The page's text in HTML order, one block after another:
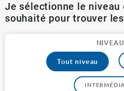
Je sélectionne le niveau
souhaité pour trouver
NIVEAU
Tout niveau